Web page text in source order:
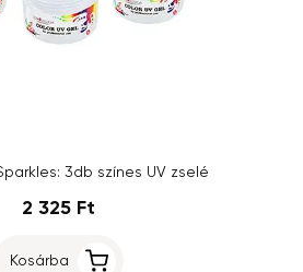
3db színes UV zselé
2 325 Ft
Kosárba